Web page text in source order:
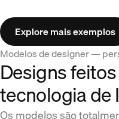
Explore mais exemplos
Modelos de designer —
Designs
tecnologia de
Os modelos são